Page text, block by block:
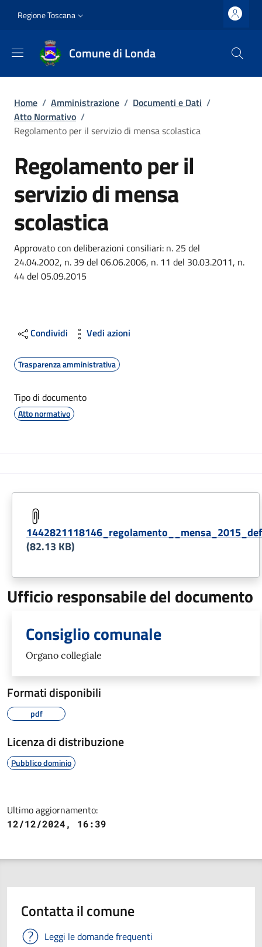
Slim top
Regione Toscana
Comune di Londa
Briciole di pane
Home / Amministrazione / Documenti e Dati /
Atto Normativo /
Regolamento per il servizio di mensa scolastica
Regolamento per il
servizio di mensa
scolastica
Dettagli
Approvato con deliberazioni consiliari: n. 25 del
24.04.2002, n. 39 del 06.06.2006, n. 11 del 30.03.2011, n.
44 del 05.09.2015
Condividi Vedi azioni
Trasparenza amministrativa
Tipo di documento
Atto normativo
(82.13 KB)
Ufficio responsabile del documento
Consiglio comunale
Organo collegiale
Formati disponibili
pdf
Licenza di distribuzione
Pubblico dominio
Ultimo aggiornamento:
12/12/2024, 16:39
Contatta il comune
Leggi le domande frequenti